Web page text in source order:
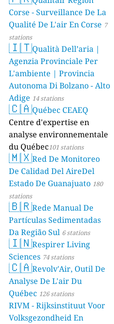
Corse - Surveillance De La
Qualité De L'air En Corse 7
stations
🇮🇹Qualità Dell’aria |
Agenzia Provinciale Per
L'ambiente | Provincia
Autonoma Di Bolzano - Alto
Adige 14 stations
🇨🇦Québec CEAEQ
Centre d'expertise en
analyse environnementale
du Québec101 stations
🇲🇽Red De Monitoreo
De Calidad Del AireDel
Estado De Guanajuato 180
stations
🇧🇷Rede Manual De
Partículas Sedimentadas
Da Região Sul 6 stations
🇮🇳Respirer Living
Sciences 74 stations
🇨🇦Revolv'Air, Outil De
Analyse De L'air Du
Québec 126 stations
RIVM - Rijksinstituut Voor
Volksgezondheid En